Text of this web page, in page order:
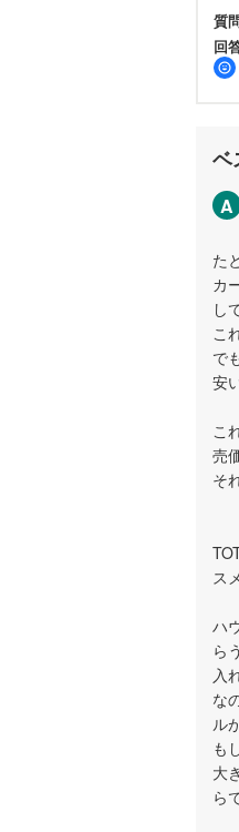
質
回
ベ
A
た
カ
し
こ
で
安
こ
売
そ
ス
ハ
ら
入
な
ル
も
大
ら